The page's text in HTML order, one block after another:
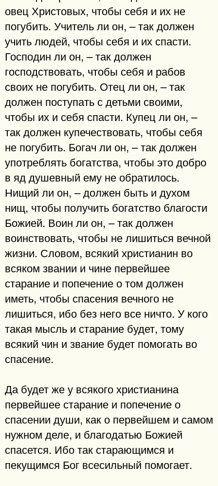
овец Христовых, чтобы себя и их не
погубить. Учитель ли он, – так должен
учить людей, чтобы себя и их спасти.
Господин ли он, – так должен
господствовать, чтобы себя и рабов
своих не погубить. Отец ли он, – так
должен поступать с детьми своими,
чтобы их и себя спасти. Купец ли он, –
так должен купечествовать, чтобы себя
не погубить. Богач ли он, – так должен
употреблять богатства, чтобы это добро
в яд душевный ему не обратилось.
Нищий ли он, – должен быть и духом
нищ, чтобы получить богатство благости
Божией. Воин ли он, – так должен
воинствовать, чтобы не лишиться вечной
жизни. Словом, всякий христианин во
всяком звании и чине первейшее
старание и попечение о том должен
иметь, чтобы спасения вечного не
лишиться, ибо без него все ничто. У кого
такая мысль и старание будет, тому
всякий чин и звание будет помогать во
спасение.
Да будет же у всякого христианина
первейшее старание и попечение о
спасении души, как о первейшем и самом
нужном деле, и благодатью Божией
спасется. Ибо так старающимся и
пекущимся Бог всесильный помогает.